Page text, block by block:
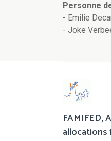
Personne
- Emilie
- Joke
FAMIFED,
allocations